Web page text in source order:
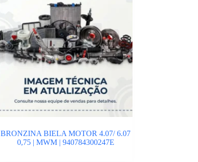
BRONZINA BIELA MOTOR 4.07/ 6.07
0,75 | MWM | 940784300247E